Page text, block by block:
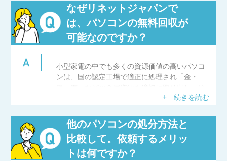
なぜリネットジャパンで
は、パソコンの無料回収が
可能なのですか？
小型家電の中でも多くの資源価値の高いパソコ
ンは、国の認定工場で適正に処理され「金・
材料として再利用しています。そのため、無料
⇒ 小型家電リサイクルとは
+ 続きを読む
他のパソコンの処分方法と
比較して。依頼するメリッ
トは何ですか？